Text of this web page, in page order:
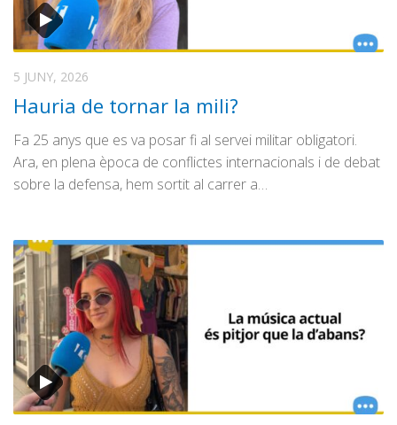
5 JUNY, 2026
Hauria de tornar la mili?
Fa 25 anys que es va posar fi al servei militar obligatori.
Ara, en plena època de conflictes internacionals i de debat
sobre la defensa, hem sortit al carrer a…